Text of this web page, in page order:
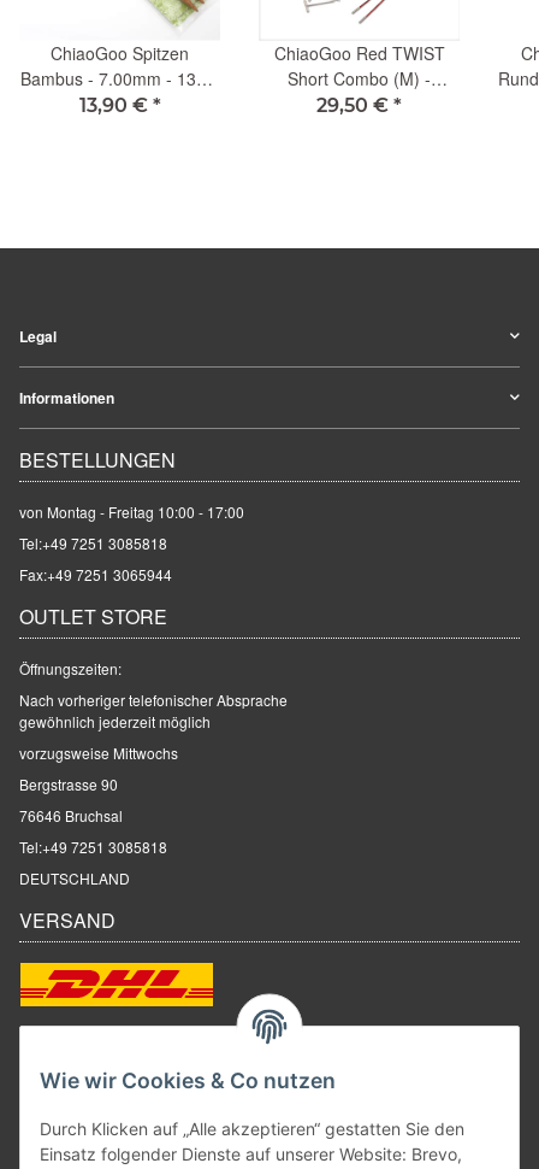
Wie wir Cookies & Co nutzen
Durch Klicken auf „Alle akzeptieren“ gestatten Sie den
Einsatz folgender Dienste auf unserer Website: Brevo,
ChiaoGoo Spitzen
Bambus - 7.00mm - 13cm
(L)
13,90 € *
ChiaoGoo Red TWIST
Short Combo (M) -
2.00mm
29,50 € *
Legal
Informationen
BESTELLUNGEN
von Montag - Freitag 10:00 - 17:00
Tel:+49 7251 3085818
Fax:+49 7251 3065944
OUTLET STORE
Öffnungszeiten:
Nach vorheriger telefonischer Absprache
gewöhnlich jederzeit möglich
vorzugsweise Mittwochs
Bergstrasse 90
76646 Bruchsal
Tel:+49 7251 3085818
DEUTSCHLAND
VERSAND